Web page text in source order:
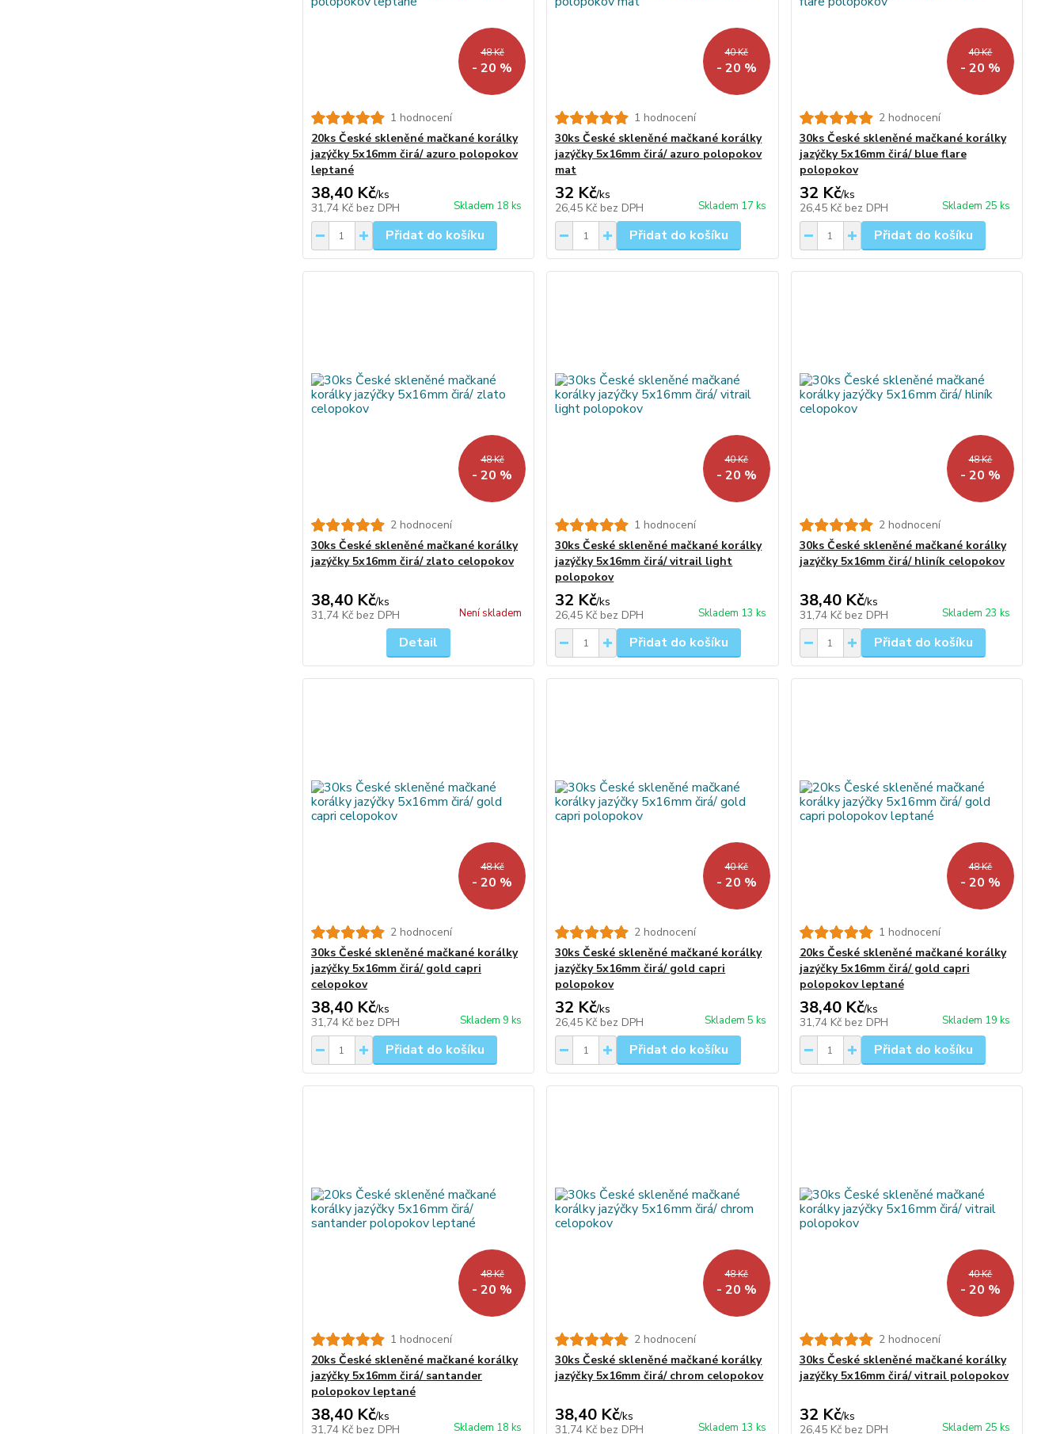
48 Kč
- 20 %
1 hodnocení
20ks České skleněné mačkané korálky
jazýčky 5x16mm čirá/ azuro polopokov
leptané
38,40 Kč/ks
31,74 Kč bez DPH Skladem 18 ks
Přidat do košíku
40 Kč
- 20 %
1 hodnocení
30ks České skleněné mačkané korálky
jazýčky 5x16mm čirá/ azuro polopokov
mat
32 Kč/ks
26,45 Kč bez DPH Skladem 17 ks
Přidat do košíku
40 Kč
- 20 %
2 hodnocení
30ks České skleněné mačkané korálky
jazýčky 5x16mm čirá/ blue flare
polopokov
32 Kč/ks
26,45 Kč bez DPH Skladem 25 ks
Přidat do košíku
48 Kč
- 20 %
2 hodnocení
30ks České skleněné mačkané korálky
jazýčky 5x16mm čirá/ zlato celopokov
38,40 Kč/ks
31,74 Kč bez DPH Není skladem
Detail
40 Kč
- 20 %
1 hodnocení
30ks České skleněné mačkané korálky
jazýčky 5x16mm čirá/ vitrail light
polopokov
32 Kč/ks
26,45 Kč bez DPH Skladem 13 ks
Přidat do košíku
48 Kč
- 20 %
2 hodnocení
30ks České skleněné mačkané korálky
jazýčky 5x16mm čirá/ hliník celopokov
38,40 Kč/ks
31,74 Kč bez DPH Skladem 23 ks
Přidat do košíku
48 Kč
- 20 %
2 hodnocení
30ks České skleněné mačkané korálky
jazýčky 5x16mm čirá/ gold capri
celopokov
38,40 Kč/ks
31,74 Kč bez DPH Skladem 9 ks
Přidat do košíku
40 Kč
- 20 %
2 hodnocení
30ks České skleněné mačkané korálky
jazýčky 5x16mm čirá/ gold capri
polopokov
32 Kč/ks
26,45 Kč bez DPH Skladem 5 ks
Přidat do košíku
48 Kč
- 20 %
1 hodnocení
20ks České skleněné mačkané korálky
jazýčky 5x16mm čirá/ gold capri
polopokov leptané
38,40 Kč/ks
31,74 Kč bez DPH Skladem 19 ks
Přidat do košíku
48 Kč
- 20 %
1 hodnocení
20ks České skleněné mačkané korálky
jazýčky 5x16mm čirá/ santander
polopokov leptané
38,40 Kč/ks
31,74 Kč bez DPH Skladem 18 ks
48 Kč
- 20 %
2 hodnocení
30ks České skleněné mačkané korálky
jazýčky 5x16mm čirá/ chrom celopokov
38,40 Kč/ks
31,74 Kč bez DPH Skladem 13 ks
40 Kč
- 20 %
2 hodnocení
30ks České skleněné mačkané korálky
jazýčky 5x16mm čirá/ vitrail polopokov
32 Kč/ks
26,45 Kč bez DPH Skladem 25 ks